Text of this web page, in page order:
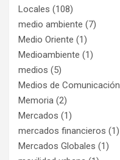
Locales (108)
medio ambiente (7)
Medio Oriente (1)
Medioambiente (1)
medios (5)
Medios de Comunicación
Memoria (2)
Mercados (1)
mercados financieros (1)
Mercados Globales (1)